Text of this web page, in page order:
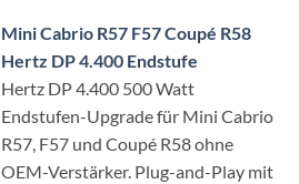
Mini Cabrio R57 F57 Coupé R58
Hertz DP 4.400 Endstufe
Hertz DP 4.400 500 Watt
Endstufen-Upgrade für Mini Cabrio
R57, F57 und Coupé R58 ohne
OEM-Verstärker. Plug-and-Play mit